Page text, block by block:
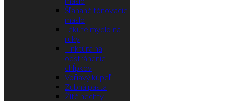
Šľahané tónovacie
maslo
Tekuté mydlo na
ruky
Tinktúra na
odstránenie
chĺpkov
Voňavý kúpeľ
Zubná pasta
Žlté nechty